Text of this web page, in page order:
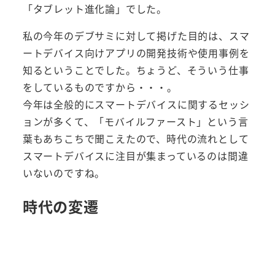
「タブレット進化論」でした。
私の今年のデブサミに対して掲げた目的は、スマ
ートデバイス向けアプリの開発技術や使用事例を
知るということでした。ちょうど、そういう仕事
をしているものですから・・・。
今年は全般的にスマートデバイスに関するセッシ
ョンが多くて、「モバイルファースト」という言
葉もあちこちで聞こえたので、時代の流れとして
スマートデバイスに注目が集まっているのは間違
いないのですね。
時代の変遷